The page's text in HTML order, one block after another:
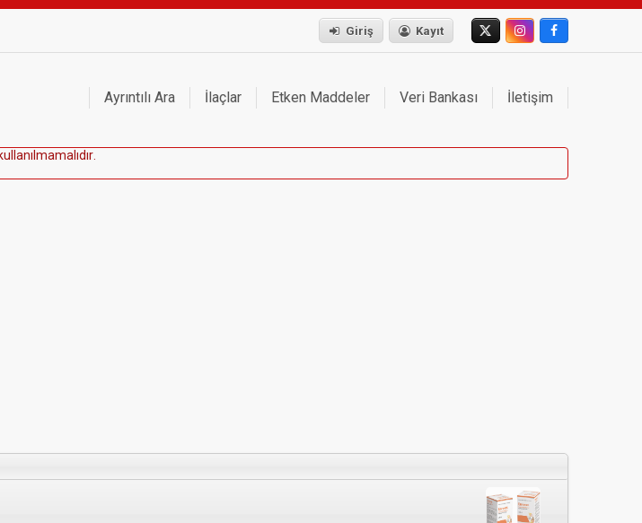
Giriş Kayıt
Ayrıntılı Ara İlaçlar Etken Maddeler Veri Bankası İletişim
ku anı mama ıdır